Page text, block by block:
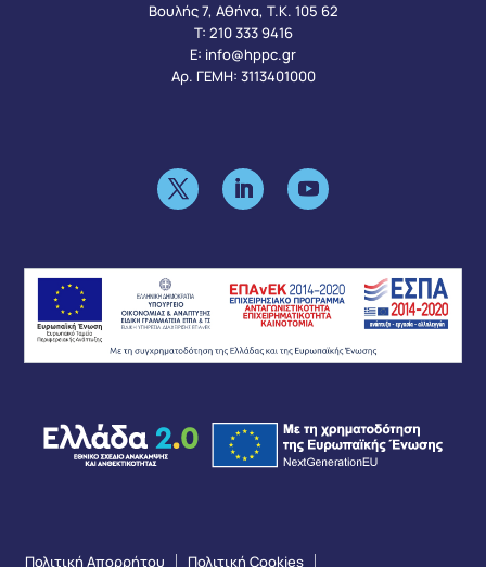
Βουλής 7, Αθήνα, Τ.Κ. 105 62
Τ: 210 333 9416
Ε: info@hppc.gr
Αρ. ΓΕΜΗ: 3113401000
Πολιτική Απορρήτου Πολιτική Cookies